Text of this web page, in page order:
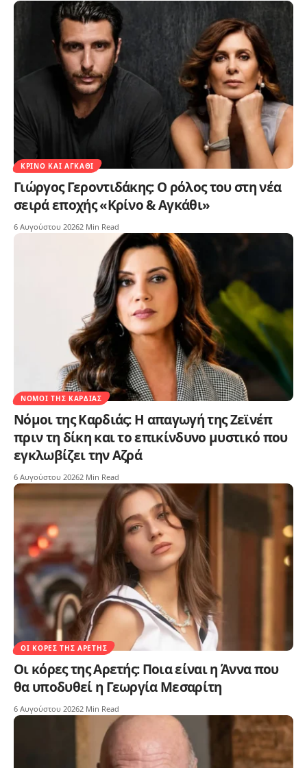
ΚΡΊΝΟ ΚΑΙ ΑΓΚΆΘΙ
Γιώργος Γεροντιδάκης: Ο ρόλος του στη νέα
σειρά εποχής «Κρίνο & Αγκάθι»
6 Αυγούστου 20262 Min Read
ΝΌΜΟΙ ΤΗΣ ΚΑΡΔΙΆΣ
Νόμοι της Καρδιάς: Η απαγωγή της Ζεϊνέπ
πριν τη δίκη και το επικίνδυνο μυστικό που
εγκλωβίζει την Αζρά
6 Αυγούστου 20262 Min Read
ΟΙ ΚΌΡΕΣ ΤΗΣ ΑΡΕΤΉΣ
Οι κόρες της Αρετής: Ποια είναι η Άννα που
θα υποδυθεί η Γεωργία Μεσαρίτη
6 Αυγούστου 20262 Min Read